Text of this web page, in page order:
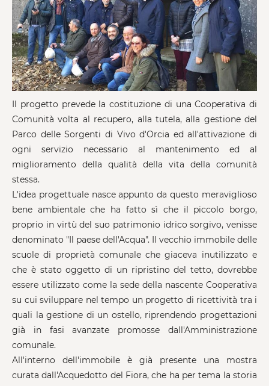
Il progetto prevede la costituzione di una Cooperativa di
Comunità volta al recupero, alla tutela, alla gestione del
Parco delle Sorgenti di Vivo d'Orcia ed all'attivazione di
ogni servizio necessario al mantenimento ed al
miglioramento della qualità della vita della comunità
stessa.
L'idea progettuale nasce appunto da questo meraviglioso
bene ambientale che ha fatto sì che il piccolo borgo,
proprio in virtù del suo patrimonio idrico sorgivo, venisse
denominato "Il paese dell'Acqua". Il vecchio immobile delle
scuole di proprietà comunale che giaceva inutilizzato e
che è stato oggetto di un ripristino del tetto, dovrebbe
essere utilizzato come la sede della nascente Cooperativa
su cui sviluppare nel tempo un progetto di ricettività tra i
quali la gestione di un ostello, riprendendo progettazioni
già in fasi avanzate promosse dall'Amministrazione
comunale.
All'interno dell'immobile è già presente una mostra
curata dall'Acquedotto del Fiora, che ha per tema la storia